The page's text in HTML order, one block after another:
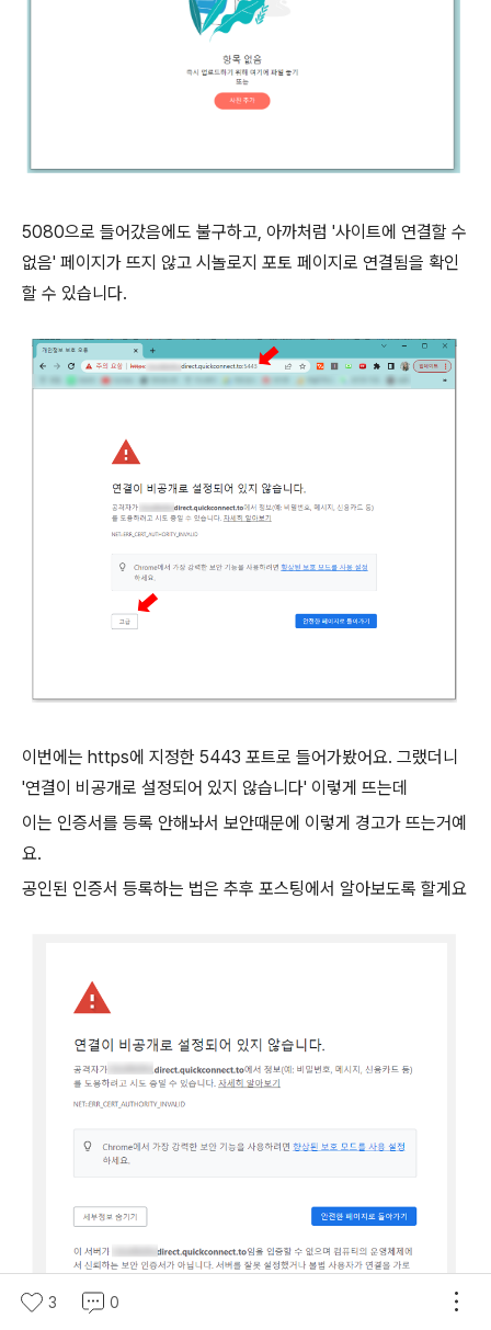
5080으로 들어갔음에도 불구하고, 아까처럼 '사이트에 연결할 수
없음' 페이지가 뜨지 않고 시놀로지 포토 페이지로 연결됨을 확인
할 수 있습니다.
이번에는 https에 지정한 5443 포트로 들어가봤어요. 그랬더니
'연결이 비공개로 설정되어 있지 않습니다' 이렇게 뜨는데
이는 인증서를 등록 안해놔서 보안때문에 이렇게 경고가 뜨는거예
요.
공인된 인증서 등록하는 법은 추후 포스팅에서 알아보도록 할게요
3 0